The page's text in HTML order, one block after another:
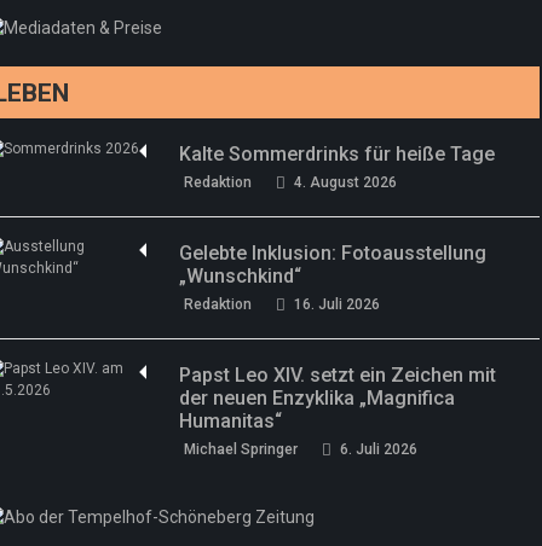
drei neue Specials zur Fußball-WM
Kalte Sommerdrinks für heiße Tage
Redaktion 4. August 2026
Gelebte Inklusion: Fotoausstellung
„Wunschkind“
Redaktion 16. Juli 2026
Papst Leo XIV. setzt ein Zeichen mit
der neuen Enzyklika „Magnifica
Humanitas“
Michael Springer 6. Juli 2026